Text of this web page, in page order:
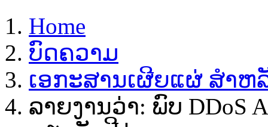
Home
ບົດຄວາມ
ເອກະສານເຜີຍແຜ່ ສຳຫ
ລາຍງານວ່າ: ພົບ DDoS